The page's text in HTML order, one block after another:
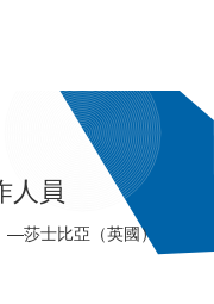
人員
—莎士比亞（英國）